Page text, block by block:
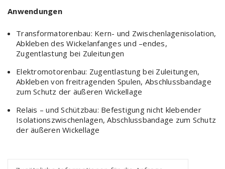
Anwendungen
Transformatorenbau: Kern- und Zwischenlagenisolation,
Abkleben des Wickelanfanges und –endes,
Zugentlastung bei Zuleitungen
Elektromotorenbau: Zugentlastung bei Zuleitungen,
Abkleben von freitragenden Spulen, Abschlussbandage
zum Schutz der äußeren Wickellage
Relais – und Schützbau: Befestigung nicht klebender
Isolationszwischenlagen, Abschlussbandage zum Schutz
der äußeren Wickellage